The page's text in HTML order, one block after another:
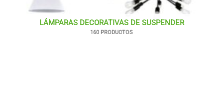
LÁMPARAS DECORATIVAS DE SUSPENDER
160 PRODUCTOS